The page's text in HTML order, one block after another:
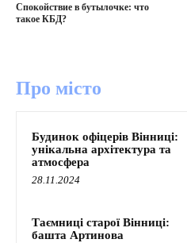
Спокойствие в бутылочке: что
такое КБД?
Про місто
Будинок офіцерів Вінниці:
унікальна архітектура та
атмосфера
28.11.2024
Таємниці старої Вінниці:
башта Артинова